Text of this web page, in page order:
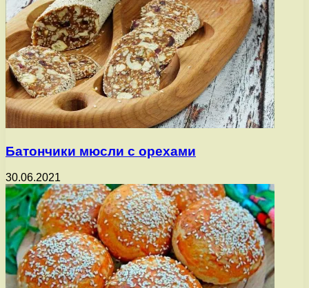
Батончики мюсли с орехами
30.06.2021